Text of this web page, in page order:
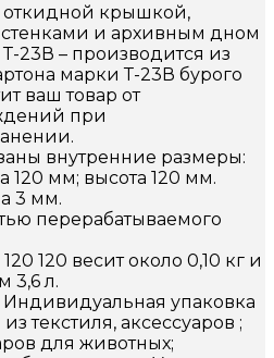
крышкой,
и архивным дном
23В – производится из
марки Т-23В бурого
ваш товар от
при
внутренние размеры:
мм; высота 120 мм.
3 мм.
перерабатываемого
120 весит около 0,10 кг и
3,6 л.
упаковка
текстиля, аксессуаров ;
для животных;